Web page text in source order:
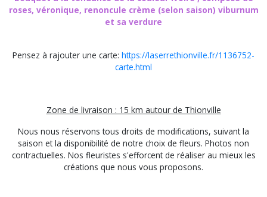
roses, véronique, renoncule crème (selon saison) viburnum
et sa verdure
Pensez à rajouter une carte: https://laserrethionville.fr/1136752-
carte.html
Zone de livraison : 15 km autour de Thionville
Nous nous réservons tous droits de modifications, suivant la
saison et la disponibilité de notre choix de fleurs. Photos non
contractuelles. Nos fleuristes s'efforcent de réaliser au mieux les
créations que nous vous proposons.